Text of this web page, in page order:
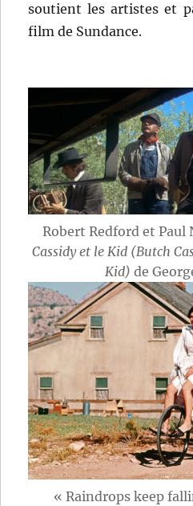
soutient les artistes et
film de Sundance.
Robert Redford et Paul
Cassidy et le Kid (Butch
Kid) de
« Raindrops keep